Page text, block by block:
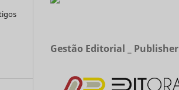
Gestão Editorial _ Publisher